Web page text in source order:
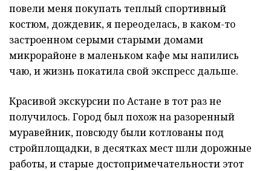
повели меня покупать теплый спортивный
костюм, дождевик, я переоделась, в каком-то
застроенном серыми старыми домами
микрорайоне в маленьком кафе мы напились
чаю, и жизнь покатила свой экспресс дальше.
Красивой экскурсии по Астане в тот раз не
получилось. Город был похож на разоренный
муравейник, повсюду были котлованы под
стройплощадки, в десятках мест шли дорожные
работы, и старые достопримечательности этот